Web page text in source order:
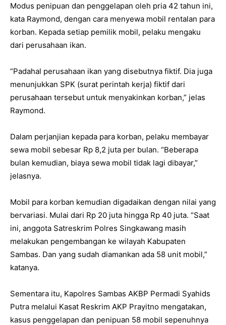
Modus penipuan dan penggelapan oleh pria 42 tahun ini,
kata Raymond, dengan cara menyewa mobil rentalan para
korban. Kepada setiap pemilik mobil, pelaku mengaku
dari perusahaan ikan.
“Padahal perusahaan ikan yang disebutnya fiktif. Dia juga
menunjukkan SPK (surat perintah kerja) fiktif dari
perusahaan tersebut untuk menyakinkan korban,” jelas
Raymond.
Dalam perjanjian kepada para korban, pelaku membayar
sewa mobil sebesar Rp 8,2 juta per bulan. “Beberapa
bulan kemudian, biaya sewa mobil tidak lagi dibayar,”
jelasnya.
Mobil para korban kemudian digadaikan dengan nilai yang
bervariasi. Mulai dari Rp 20 juta hingga Rp 40 juta. “Saat
ini, anggota Satreskrim Polres Singkawang masih
melakukan pengembangan ke wilayah Kabupaten
Sambas. Dan yang sudah diamankan ada 58 unit mobil,”
katanya.
Sementara itu, Kapolres Sambas AKBP Permadi Syahids
Putra melalui Kasat Reskrim AKP Prayitno mengatakan,
kasus penggelapan dan penipuan 58 mobil sepenuhnya